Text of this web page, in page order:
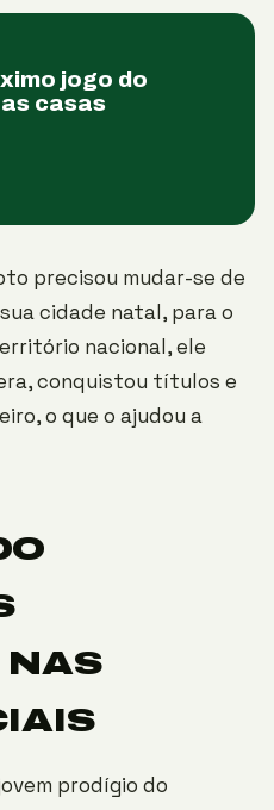
jogo do
casas
precisou mudar-se de
cidade natal, para o
nacional, ele
conquistou títulos e
o que o ajudou a
NAS
prodígio do